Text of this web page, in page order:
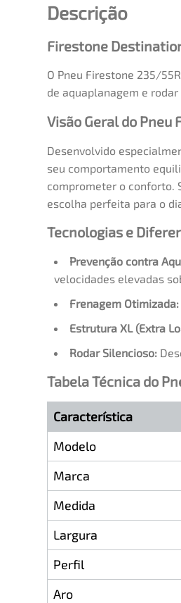
Descrição
Firestone
O Pneu Firestone 235/
de aquaplanagem e
Visão Geral do Pneu
Desenvolvido
seu comportamento
comprometer o conforto.
escolha perfeita para o
Tecnologias e
Prevenção contra
velocidades elevadas
Frenagem Otimizada:
Estrutura XL (Extra
Rodar Silencioso:
Tabela Técnica do
Característica
Modelo
Marca
Medida
Largura
Perfil
Aro